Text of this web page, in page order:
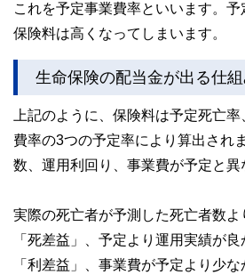
これを予定事業費率といいます。
保険料は高くなってしまいます。
生命保険の配当金が出る仕
上記のように、保険料は予定死亡
費率の3つの予定率により算出され
数、運用利回り、事業費が予定と異
実際の死亡者が予測した死亡者数
「死差益」、予定より運用実績が
「利差益」、事業費が予定より少